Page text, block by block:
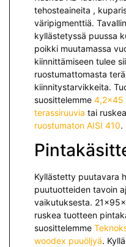
tehosteaineita ,
väripigmenttiä.
kyllästetyssä puussa
poikki muutamassa
kiinnittämiseen tulee
ruostumattomasta
kiinnitystarvikkeita.
suosittelemme 4,2×45
terassiruuvia tai
ruostumaton AISI 410.
Kyllästetty puutavara
puutuotteiden tavoin
vaikutuksesta.
ruskea tuotteen
suosittelemme
woodex puuöljyä.